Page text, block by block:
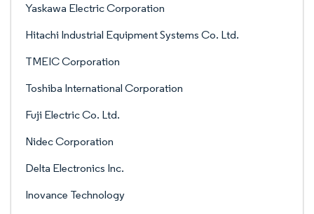
Yaskawa Electric Corporation
Hitachi Industrial Equipment Systems Co. Ltd.
TMEIC Corporation
Toshiba International Corporation
Fuji Electric Co. Ltd.
Nidec Corporation
Delta Electronics Inc.
Inovance Technology